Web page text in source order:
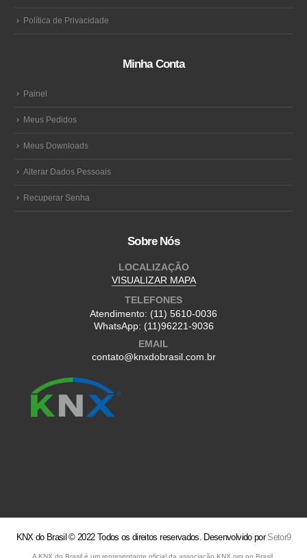
Política de Privacidade
Minha Conta
Painel
Meus Pedidos
Meus Downloads
Alterar Dados Pessoais
Recuperar Senha
Sobre Nós
LOCALIZAÇÃO
VISUALIZAR MAPA
TELEFONES
Atendimento: (11) 5610-0036
WhatsApp: (11)96221-9036
EMAIL
contato@knxdobrasil.com.br
KNX do Brasil © 2022 Todos os direitos reservados. Desenvolvido porSetor9